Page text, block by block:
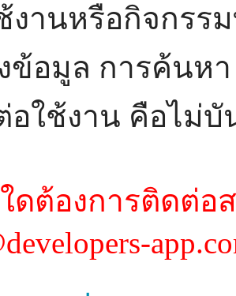
งานหรือกิจกรร
ข้อมูล การค้นห
อใช้งาน คือไม่